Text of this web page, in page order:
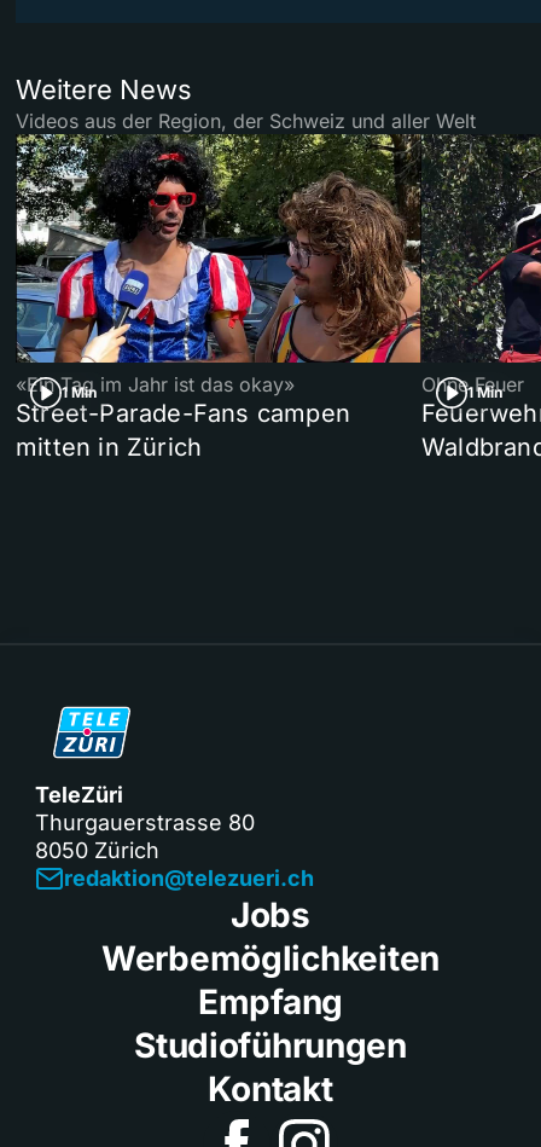
Weitere News
Videos aus der Region, der Schweiz und aller Welt
1 Min
«Ein Tag im Jahr ist das okay»
Street-Parade-Fans campen
mitten in Zürich
1 Min
Ohne Feuer
TeleZüri
Thurgauerstrasse 80
8050 Zürich
redaktion@telezueri.ch
Jobs
Werbemöglichkeiten
Empfang
Studioführungen
Kontakt